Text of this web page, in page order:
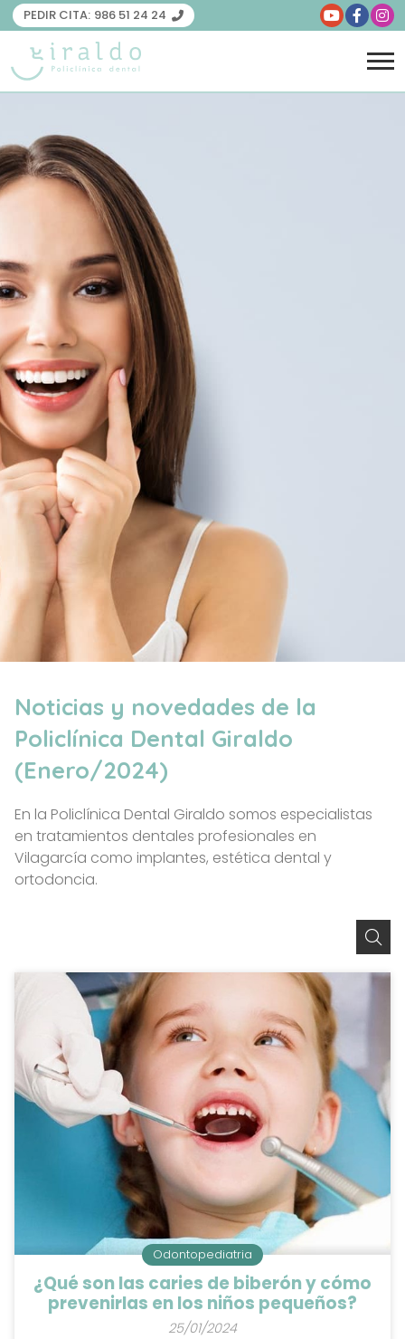
PEDIR CITA: 986 51 24 24
Noticias y novedades de la
Policlínica Dental Giraldo
(Enero/2024)
En la Policlínica Dental Giraldo somos especialistas
en tratamientos dentales profesionales en
Vilagarcía como implantes, estética dental y
ortodoncia.
¿Qué son las caries de biberón y cómo
prevenirlas en los niños pequeños?
25/01/2024
Odontopediatria